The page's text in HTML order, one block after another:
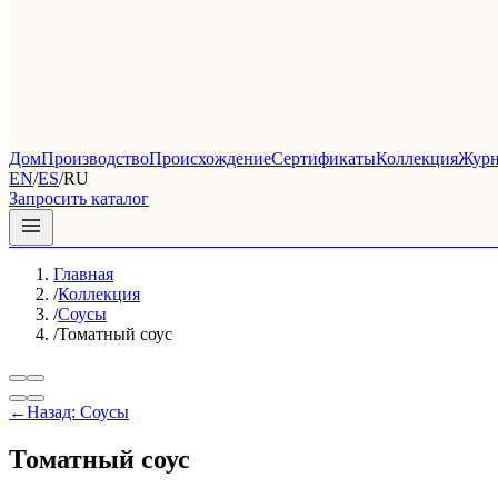
ДомПроизводствоПроисхождениеСертификатыКоллекция
EN/ES/RU
Запросить каталог
Главная
/Коллекция
/Соусы
/Томатный соус
←Назад: Соусы
Томатный соус